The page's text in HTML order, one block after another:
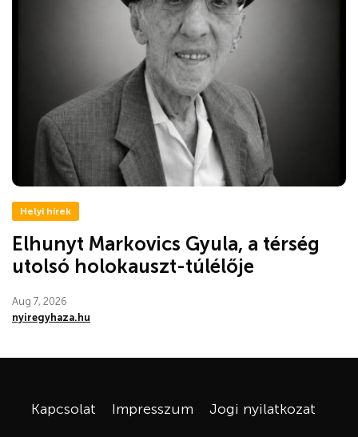
Helyi hírek
Elhunyt Markovics Gyula, a térség
utolsó holokauszt-túlélője
Aug 7, 2026
nyiregyhaza.hu
Kapcsolat Impresszum Jogi nyilatkozat